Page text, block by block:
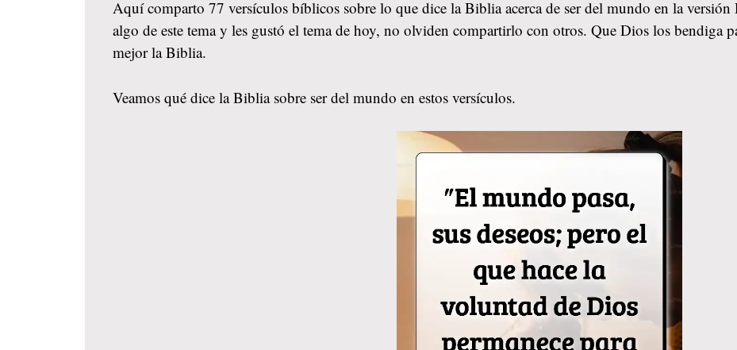
Aquí comparto 77 versículos bíblicos sobre lo que dice la Biblia acerca de ser del mundo en la
algo de este tema y les gustó el tema de hoy, no olviden compartirlo con otros. Que Dios los bendiga
mejor la Biblia.
Veamos qué dice la Biblia sobre ser del mundo en estos versículos.